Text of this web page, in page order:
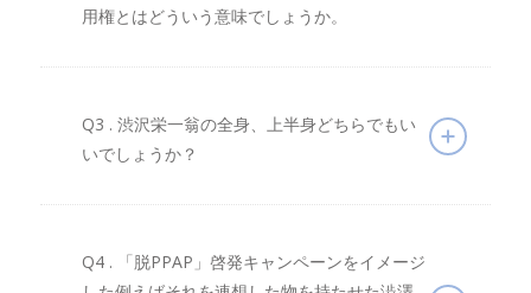
用権とはどういう意味でしょうか。
Q3 . 渋沢栄一翁の全身、上半身どちらでもい
いでしょうか？
Q4 . 「脱PPAP」啓発キャンペーンをイメージ